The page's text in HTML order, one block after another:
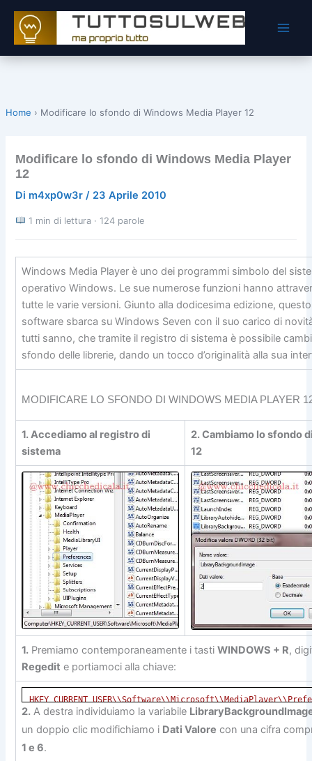
contenuto
Home › Modificare lo sfondo di Windows Media Player 12
Modificare lo sfondo di Windows Media Player
12
Di m4xp0w3r/ 23 Aprile 2010
1 min di lettura · 124 parole
Windows Media Player è uno dei programmi simbolo del
operativo Windows. Le sue numerose funzioni hanno
tutte le varie versioni. Giunto alla dodicesima edizione, questo
software sbarca su Windows Seven con il suo carico di
tutti sanno, che tramite il registro di sistema è possibile
sfondo delle librerie, dando un tocco d’originalità alla sua
MODIFICARE LO SFONDO DI WINDOWS MEDIA PLAYER
1. Accediamo al registro di
sistema
2. Cambiamo lo sfondo
12
1. Premiamo contemporaneamente i tastiWINDOWS + R,
Regedit e portiamoci alla chiave:
2. A destra individuiamo la variabile
un doppio clic modifichiamo i Dati Valore con una cifra
1 e 6.